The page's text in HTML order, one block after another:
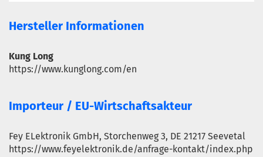
Hersteller Informationen
Kung Long
https://www.kunglong.com/en
Importeur / EU-Wirtschaftsakteur
Fey ELektronik GmbH, Storchenweg 3, DE 21217 Seevetal
https://www.feyelektronik.de/anfrage-kontakt/index.php